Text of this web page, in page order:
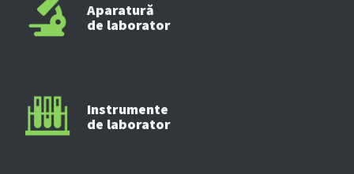
Aparatură
de laborator
Instrumente
de laborator